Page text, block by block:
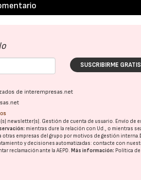
SUSCRIBIRME GRATIS
de interempresas.net
newsletter(s). Gestión de cuenta de usuario. Envío de
mientras dure la relación con Ud., o mientras
otras empresas del grupo por motivos de gestión interna.
y decisiones automatizadas: contacte con
reclamación ante laAEPD. Más información: Política